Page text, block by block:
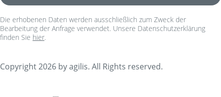
Die erhobenen Daten werden ausschließlich zum Zweck der
Bearbeitung der Anfrage verwendet. Unsere Datenschutzerklärung
finden Sie hier.
Copyright 2026 by agilis. All Rights reserved.